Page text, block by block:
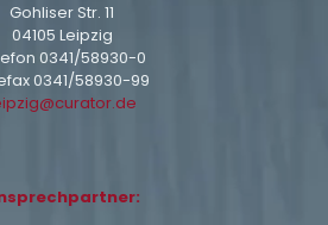
Gohliser Str. 11
04105 Leipzig
0341/58930-0
0341/58930-99